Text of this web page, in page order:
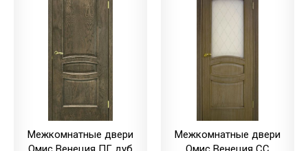
Межкомнатные двери
Межкомнатные двери